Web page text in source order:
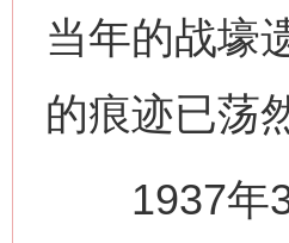
当年的战壕
的痕迹已荡
1937年3